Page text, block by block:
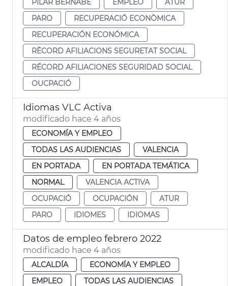
PARO
RECUPERACIÓ ECONÒMICA
RECUPERACIÓN ECONÓMICA
RÈCORD AFILIACIONS SEGURETAT SOCIAL
RÉCORD AFILIACIONES SEGURIDAD SOCIAL
OUCPACIÓ
Idiomas VLC Activa
modificado hace 4 años
ECONOMÍA Y EMPLEO
TODAS LAS AUDIENCIAS
VALENCIA
EN PORTADA
EN PORTADA TEMÁTICA
NORMAL
VALENCIA ACTIVA
OCUPACIÓ
OCUPACIÓN
ATUR
PARO
IDIOMES IDIOMAS
Datos de empleo febrero 2022
modificado hace 4 años
ALCALDÍA
ECONOMÍA Y EMPLEO
EMPLEO
TODAS LAS AUDIENCIAS